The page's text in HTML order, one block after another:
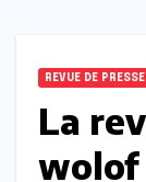
REVUE DE PRESSE
La
wolof